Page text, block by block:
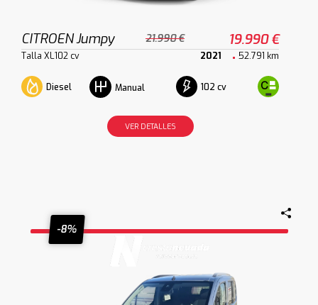
CITROEN Jumpy 21.990 € 19.990 €
Talla XL102 cv 2021 52.791 km
Diesel Manual 102 cv
VER DETALLES
-8%